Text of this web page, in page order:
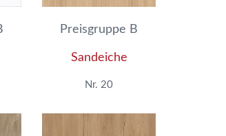
Preisgruppe B
Sandeiche
Nr. 20